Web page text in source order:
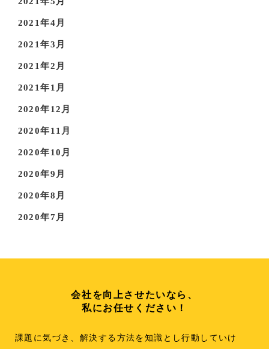
2021年4月
2021年3月
2021年2月
2021年1月
2020年12月
2020年11月
2020年10月
2020年9月
2020年8月
2020年7月
会社を向上させたいなら、
私にお任せください！
課題に気づき、解決する方法を知識とし行動していけ